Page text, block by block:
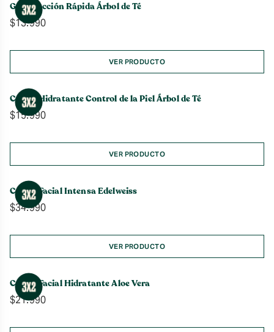
Gel de Acción Rápida Árbol de Té
$13.990
VER PRODUCTO
Crema Hidratante Control de la Piel Árbol de Té
$15.990
VER PRODUCTO
Crema Facial Intensa Edelweiss
$34.990
VER PRODUCTO
Crema Facial Hidratante Aloe Vera
$21.990